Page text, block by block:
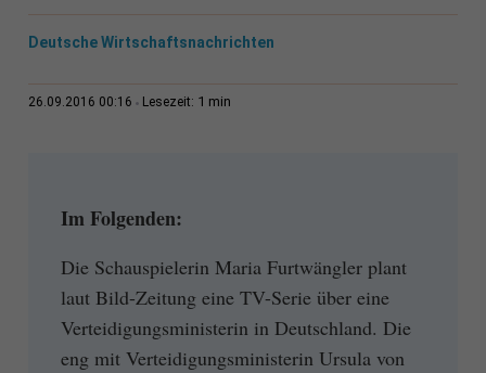
Deutsche Wirtschaftsnachrichten
26.09.2016 00:16 Lesezeit: 1 min
Im Folgenden:
Die Schauspielerin Maria Furtwängler plant
laut Bild-Zeitung eine TV-Serie über eine
Verteidigungsministerin in Deutschland. Die
eng mit Verteidigungsministerin Ursula von